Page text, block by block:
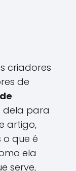
criadores
de
dela para
artigo,
que é
ela
serve,